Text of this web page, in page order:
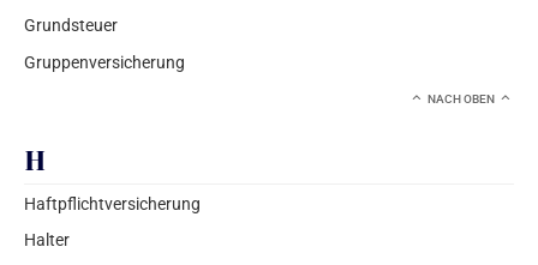
Grundsteuer
Gruppenversicherung
NACH OBEN
H
Haftpflichtversicherung
Halter